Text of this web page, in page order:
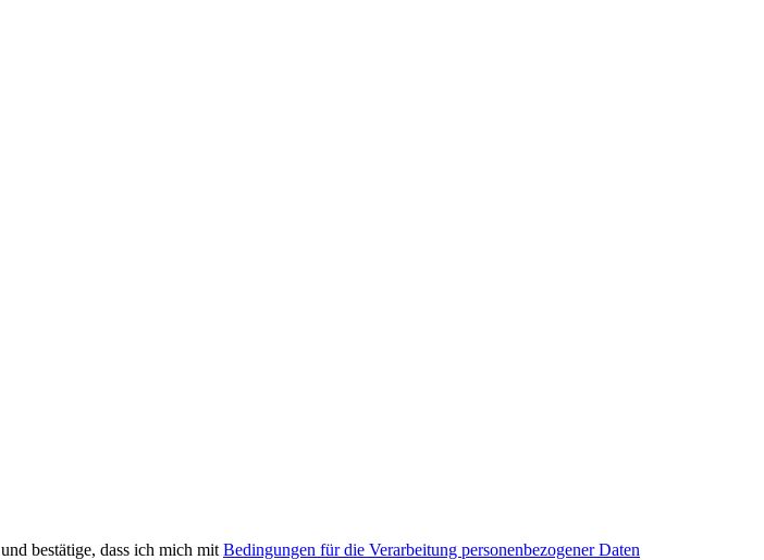
und bestätige, dass ich mich mit Bedingungen für die Verarbeitung personenbezogener Daten